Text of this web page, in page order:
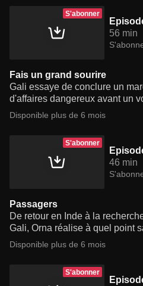
S'abonner
56 min
Fais un grand sourire
Gali essaye de conclure un
d'affaires dangereux avant un
Disponible plus de 6 mois
S'abonner
46 min
Passagers
De retour en Inde à la
Gali, Orna réalise à quel point
Disponible plus de 6 mois
S'abonner